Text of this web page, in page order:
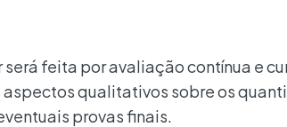
feita por avaliação contínua e
qualitativos sobre os
provas finais.